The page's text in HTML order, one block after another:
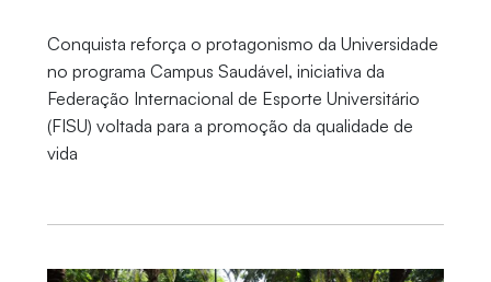
Conquista reforça o protagonismo da Universidade
no programa Campus Saudável, iniciativa da
Federação Internacional de Esporte Universitário
(FISU) voltada para a promoção da qualidade de
vida